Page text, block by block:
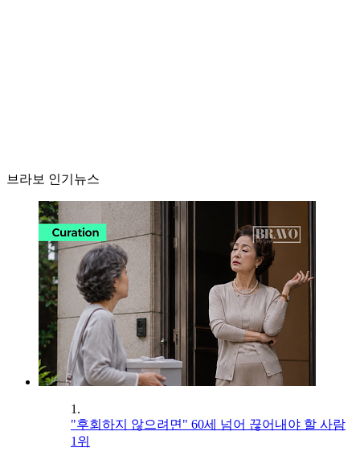
브라보 인기뉴스
1.
"후회하지 않으려면" 60세 넘어 끊어내야 할 사람
1위